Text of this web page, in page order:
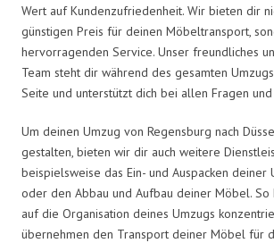
Wert auf Kundenzufriedenheit. Wir bieten dir
günstigen Preis für deinen Möbeltransport,
hervorragenden Service. Unser freundliches
Team steht dir während des gesamten
Seite und unterstützt dich bei allen Fragen
Um deinen Umzug von Regensburg nach
gestalten, bieten wir dir auch weitere
beispielsweise das Ein- und Auspacken deiner
oder den Abbau und Aufbau deiner Möbel. So
auf die Organisation deines Umzugs
übernehmen den Transport deiner Möbel für